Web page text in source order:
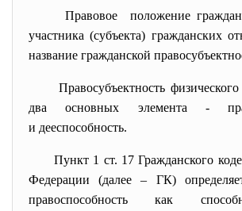
Правовое положение
участника (субъекта) гражданских
название гражданской
Правосубъектность
два основных элемента -
и дееспособность.
Пункт 1 ст. 17 Гражданского
Федерации (далее – ГК)
правоспособность как